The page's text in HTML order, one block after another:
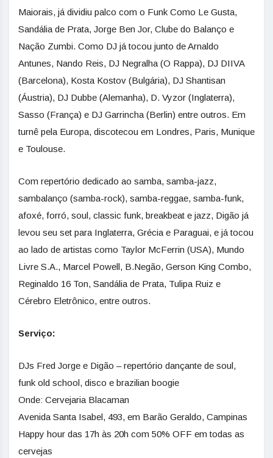
Maiorais, já dividiu palco com o Funk Como Le Gusta,
Sandália de Prata, Jorge Ben Jor, Clube do Balanço e
Nação Zumbi. Como DJ já tocou junto de Arnaldo
Antunes, Nando Reis, DJ Negralha (O Rappa), DJ DIIVA
(Barcelona), Kosta Kostov (Bulgária), DJ Shantisan
(Áustria), DJ Dubbe (Alemanha), D. Vyzor (Inglaterra),
Sasso (França) e DJ Garrincha (Berlin) entre outros. Em
turnê pela Europa, discotecou em Londres, Paris, Munique
e Toulouse.
Com repertório dedicado ao samba, samba-jazz,
sambalanço (samba-rock), samba-reggae, samba-funk,
afoxé, forró, soul, classic funk, breakbeat e jazz, Digão já
levou seu set para Inglaterra, Grécia e Paraguai, e já tocou
ao lado de artistas como Taylor McFerrin (USA), Mundo
Livre S.A., Marcel Powell, B.Negão, Gerson King Combo,
Reginaldo 16 Ton, Sandália de Prata, Tulipa Ruiz e
Cérebro Eletrônico, entre outros.
Serviço:
DJs Fred Jorge e Digão – repertório dançante de soul,
funk old school, disco e brazilian boogie
Onde: Cervejaria Blacaman
Avenida Santa Isabel, 493, em Barão Geraldo, Campinas
Happy hour das 17h às 20h com 50% OFF em todas as
cervejas